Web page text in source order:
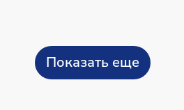
Показать еще